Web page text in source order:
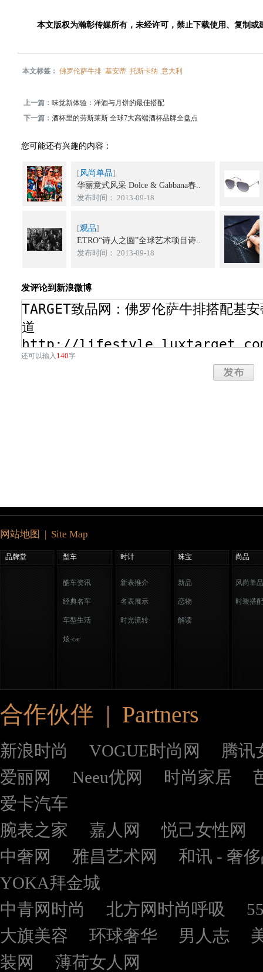
本文版权为瀚彰传媒所有，未经许可，禁止下载使用、复制或
本文标签：佛罗伦萨牛排 基安蒂 托斯卡纳 意大利
上一篇：味觉新体验：洋酒与月饼的最佳搭配
下一篇：酒杯里的劳斯莱斯 全球7大高端酒杯品牌全盘点
您可能还有兴趣的内容：
[风尚单品]
华丽意式风采 Dolce & Gabbana春..
发布时间： 2013-09-18
[观品]
ETRO“诗人之圆”全球艺术项目诗..
发布时间： 2013-09-18
发评论到新浪微博
还可以输入 140字
网站地图 | Site Map
品牌堂 型车 时计 珠宝 尚品
酷车资讯
经典名车
车型生活
炫-car
新表推介
名表展示
时光流转
新品
恋物
解读
风尚单品
时装搭配
合作伙伴 | Partners
新浪时尚 VOGUE时尚网
腾讯
爱丽网
Neeu优网 时尚家居
爱卡汽车
腕表之家
嘉人网
悦己女性网
中奢网
雅昌艺术网
和讯 - 奢
YOKA拜金城
中青网时尚
北方网时尚呼吸
大旗美容
环球奢华 男人志
装网
薄荷女人网